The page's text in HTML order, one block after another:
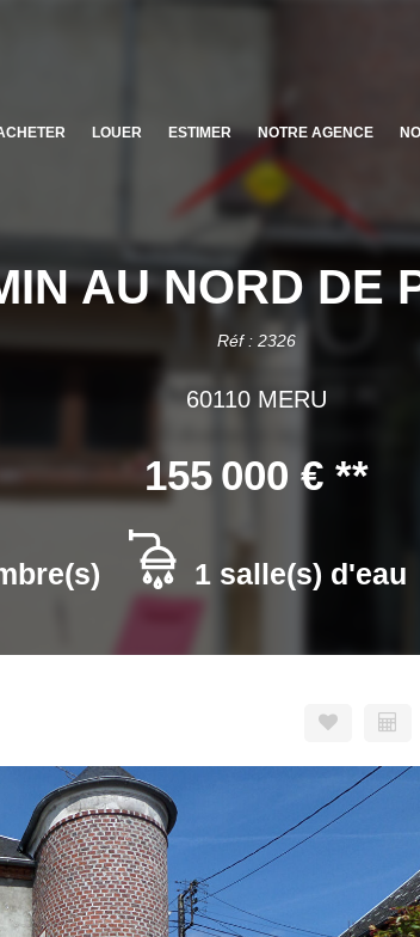
LOUER ESTIMER NOTRE AGENCE
AU NORD DE
Réf : 2326
60110 MERU
155 000 € **
1 salle(s) d'eau